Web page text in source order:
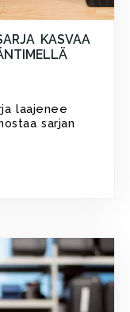
KASVAA
laajenee
sarjan